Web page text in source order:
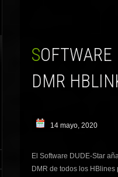
SOFTWARE DUDE-STAR AÑADE TAMBIEN SERVIDORES
DMR
14 mayo, 2020
El Software DUDE-Star
DMR de todos los